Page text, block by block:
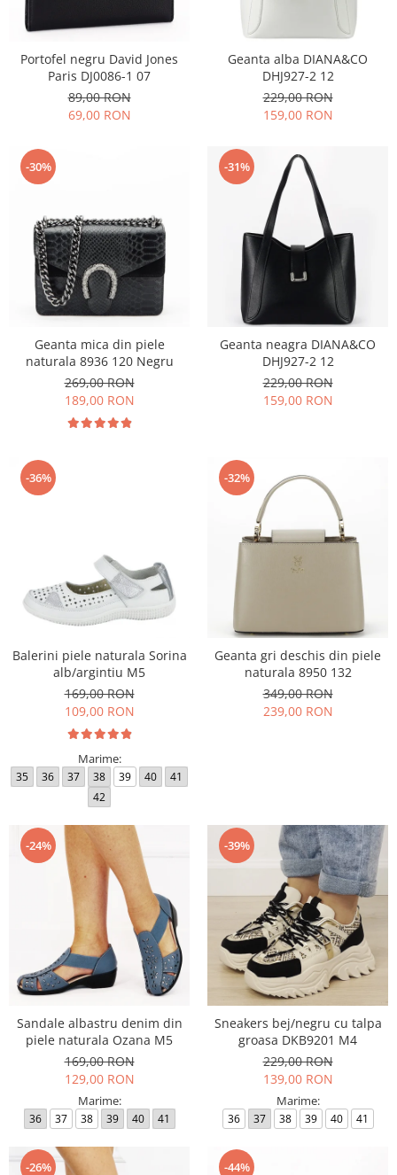
Incaltamine primavara-vara piele
Imbracaminte
Camasi si topuri
Blugi si pantaloni
Pulovere si cardigane
Rochii
Salopete
Portofel negru David Jones
Paris DJ0086-1 07
89,00 RON
69,00 RON
Geanta alba DIANA&CO
DHJ927-2 12
229,00 RON
159,00 RON
-30%
Geanta mica din piele
naturala 8936 120 Negru
269,00 RON
189,00 RON
-31%
Geanta neagra DIANA&CO
DHJ927-2 12
229,00 RON
159,00 RON
-36%
Balerini piele naturala Sorina
alb/argintiu M5
169,00 RON
109,00 RON
Marime:
35 36 37 38 39 40
41
42
-32%
Geanta gri deschis din piele
naturala 8950 132
349,00 RON
239,00 RON
-24%
Sandale albastru denim din
piele naturala Ozana M5
169,00 RON
129,00 RON
Marime:
36 37 38 39 40 41
-39%
Sneakers bej/negru cu talpa
groasa DKB9201 M4
229,00 RON
139,00 RON
Marime:
36 37 38 39 40 41
-26% -44%